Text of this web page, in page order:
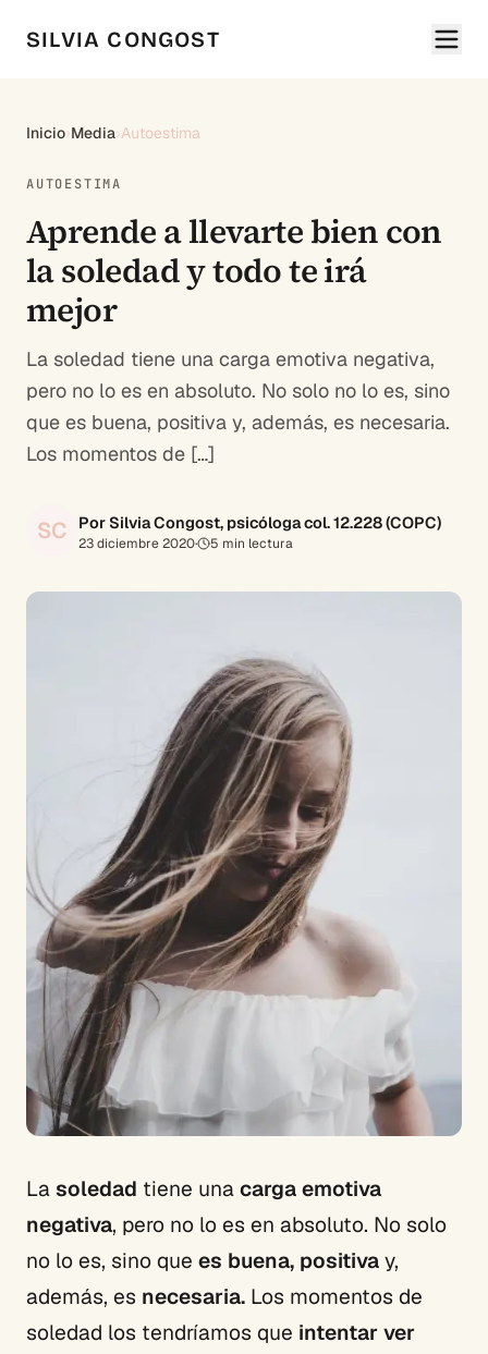
SILVIA CONGOST
Inicio›Media›Autoestima
AUTOESTIMA
Aprende a llevarte bien con
la soledad y todo te irá
mejor
La soledad tiene una carga emotiva negativa,
pero no lo es en absoluto. No solo no lo es, sino
que es buena, positiva y, además, es necesaria.
Los momentos de […]
SC Por Silvia Congost, psicóloga col. 12.228 (COPC)
23 diciembre 2020· 5 min lectura
La soledad tiene una carga emotiva
negativa, pero no lo es en absoluto. No solo
no lo es, sino que es buena, positiva y,
además, es necesaria. Los momentos de
soledad los tendríamos que intentar ver